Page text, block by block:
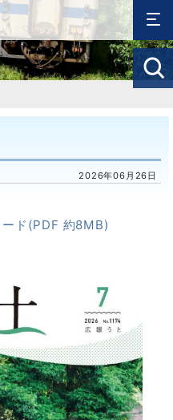
2026年06月26日
ド(PDF 約8MB)